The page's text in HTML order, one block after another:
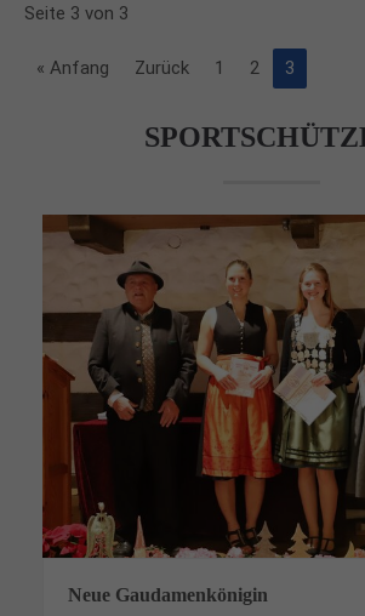
Seite 3 von 3
« Anfang Zurück 1 2 3
Neue Gaudamenkönigin